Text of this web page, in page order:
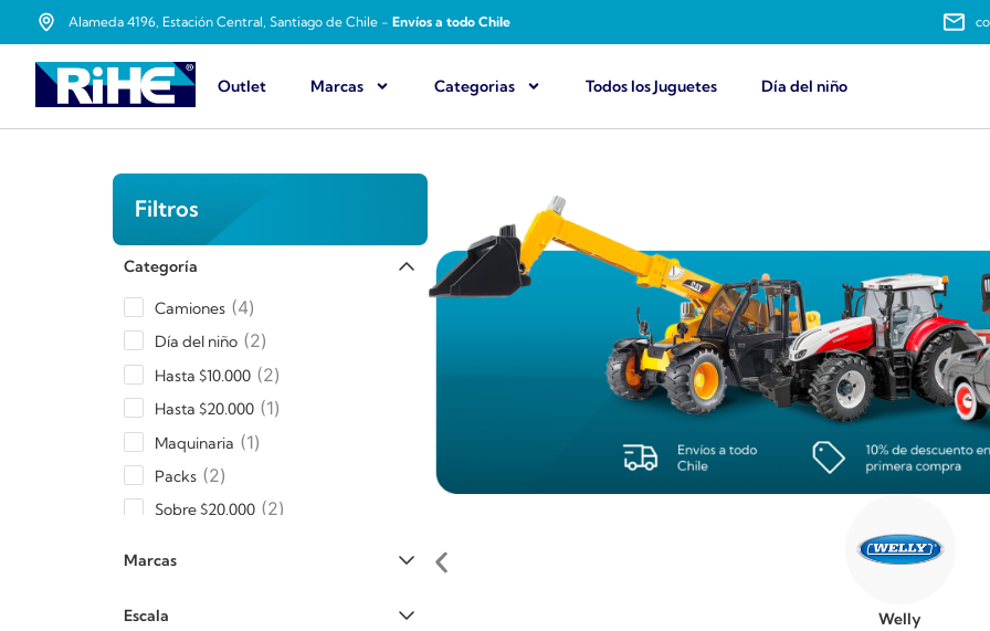
Alameda 4196, Estación Central, Santiago de Chile - Envíos a todo Chile
Outlet Marcas Categorias Todos los Juguetes Día del niño
Filtros
Categoría
Camiones 4
Día del niño 2
Hasta $10.000 2
Hasta $20.000 1
Maquinaria 1
Packs 2
Sobre $20.000 2
Marcas
Escala Welly